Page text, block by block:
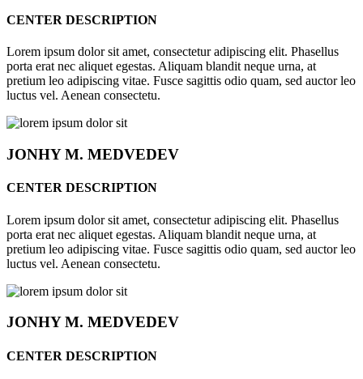
CENTER DESCRIPTION
Lorem ipsum dolor sit amet, consectetur adipiscing elit. Phasellus
porta erat nec aliquet egestas. Aliquam blandit neque urna, at
pretium leo adipiscing vitae. Fusce sagittis odio quam, sed auctor leo
luctus vel. Aenean consectetu.
JONHYM. MEDVEDEV
CENTER DESCRIPTION
Lorem ipsum dolor sit amet, consectetur adipiscing elit. Phasellus
porta erat nec aliquet egestas. Aliquam blandit neque urna, at
pretium leo adipiscing vitae. Fusce sagittis odio quam, sed auctor leo
luctus vel. Aenean consectetu.
JONHYM. MEDVEDEV
CENTER DESCRIPTION